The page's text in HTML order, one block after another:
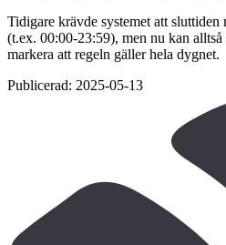
Tidigare krävde systemet att sluttiden
(t.ex. 00:00-23:59), men nu kan
markera att regeln gäller hela dygnet.
Publicerad: 2025-05-13